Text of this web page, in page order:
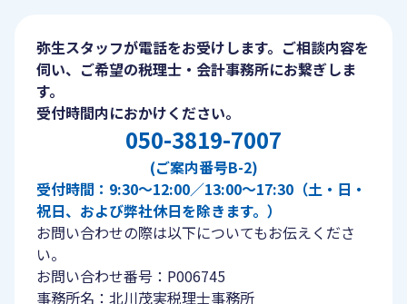
弥生スタッフが電話をお受けします。ご相談内容を
伺い、ご希望の税理士・会計事務所にお繋ぎしま
す。
受付時間内におかけください。
050-3819-7007
(ご案内番号B-2)
受付時間：9:30〜12:00／13:00〜17:30（土・日・
祝日、および弊社休日を除きます。）
お問い合わせの際は以下についてもお伝えくださ
い。
お問い合わせ番号：P006745
事務所名：北川茂実税理士事務所